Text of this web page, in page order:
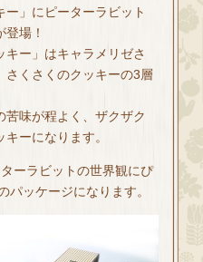
」にピーターラビット
場！
ー」はキャラメリゼさ
さくさくのクッキーの3層
苦味が程よく、ザクザク
ーになります。
ーラビットの世界観にぴ
パッケージになります。